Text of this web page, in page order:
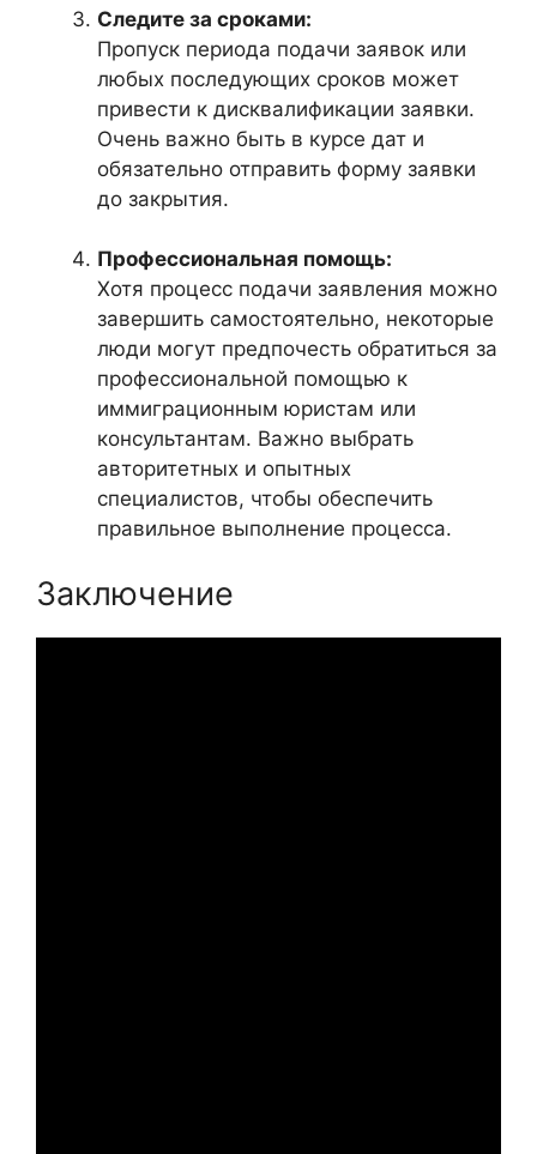
Следите за сроками:
Пропуск периода подачи заявок или
любых последующих сроков может
привести к дисквалификации заявки.
Очень важно быть в курсе дат и
обязательно отправить форму заявки
до закрытия.
Профессиональная помощь:
Хотя процесс подачи заявления можно
завершить самостоятельно, некоторые
люди могут предпочесть обратиться за
профессиональной помощью к
иммиграционным юристам или
консультантам. Важно выбрать
авторитетных и опытных
специалистов, чтобы обеспечить
правильное выполнение процесса.
Заключение